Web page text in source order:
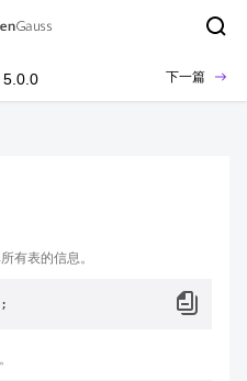
5.0.0 下一篇
有表的信息。